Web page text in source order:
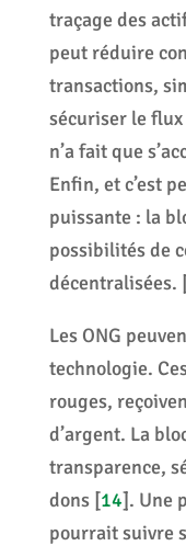
traçage des
peut réduire
transactions,
sécuriser le
n’a fait que
Enfin, et c’est
puissante : la
possibilités de
décentralisées.
Les ONG
technologie.
rouges,
d’argent. La
transparence,
dons[14]. Une
pourrait suivre